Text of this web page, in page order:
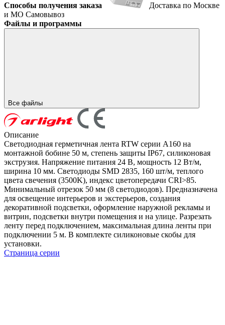
Способы получения заказа
Доставка по Москве
и МО Самовывоз
Файлы и программы
Все файлы
Описание
Светодиодная герметичная лента RTW серии A160 на
монтажной бобине 50 м, степень защиты IP67, силиконовая
экструзия. Напряжение питания 24 В, мощность 12 Вт/м,
ширина 10 мм. Светодиоды SMD 2835, 160 шт/м, теплого
цвета свечения (3500K), индекс цветопередачи CRI>85.
Минимальный отрезок 50 мм (8 светодиодов). Предназначена
для освещение интерьеров и экстерьеров, создания
декоративной подсветки, оформление наружной рекламы и
витрин, подсветки внутри помещения и на улице. Разрезать
ленту перед подключением, максимальная длина ленты при
подключении 5 м. В комплекте силиконовые скобы для
установки.
Страница серии